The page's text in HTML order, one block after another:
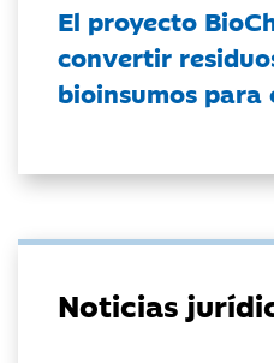
El proyecto
convertir
bioinsumos para
Noticias